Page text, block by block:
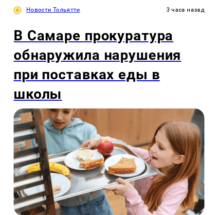
Новости Тольятти 3 часа назад
В Самаре прокуратура
обнаружила нарушения
при поставках еды в
школы